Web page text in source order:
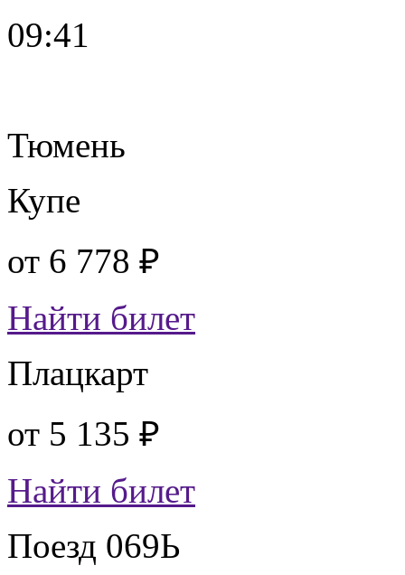
09:41
Тюмень
Купе
от 6 778 ₽
Найти билет
Плацкарт
от 5 135 ₽
Найти билет
Поезд 069Ь